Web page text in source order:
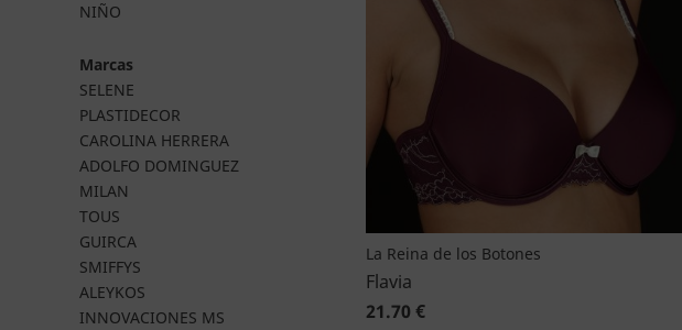
NIÑO
Marcas
SELENE
PLASTIDECOR
CAROLINA HERRERA
ADOLFO DOMINGUEZ
MILAN
TOUS
GUIRCA
SMIFFYS
ALEYKOS
INNOVACIONES MS
La Reina de los Botones
Flavia
21.70 €